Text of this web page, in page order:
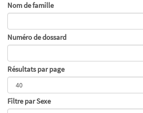
Nom de famille
Numéro de dossard
Résultats par page
Filtre par Sexe